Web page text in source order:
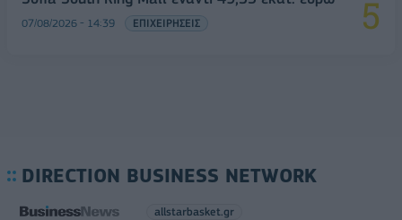
07/08/2026 - 14:39 ΕΠΙΧΕΙΡΗΣΕΙΣ
DIRECTION BUSINESS NETWORK
allstarbasket.gr